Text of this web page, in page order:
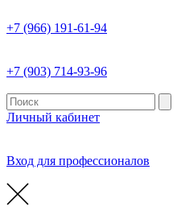
+7 (966) 191-61-94
+7 (903) 714-93-96
Личный кабинет
Вход для профессионалов